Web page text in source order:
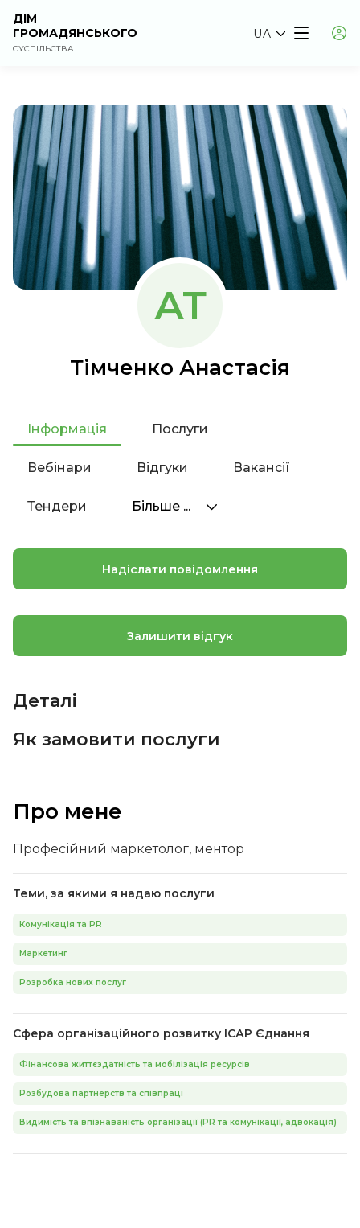
ДІМ
ГРОМАДЯНСЬКОГО
СУСПІЛЬСТВА
UA
АТ
Тімченко Анастасія
Інформація Послуги
Вебінари Відгуки Вакансії
Тендери Більше ...
Про мене
Професійний маркетолог, ментор
Теми, за якими я надаю послуги
Комунікація та PR
Маркетинг
Розробка нових послуг
Сфера організаційного розвитку ІСАР Єднання
Фінансова життєздатність та мобілізація ресурсів
Розбудова партнерств та співпраці
Видимість та впізнаваність організації (PR та комунікації, адвокація)
Надіслати повідомлення
Залишити відгук
Деталі
Як замовити послуги